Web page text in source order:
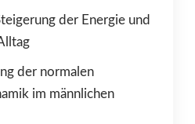
der Energie und
der normalen
im männlichen